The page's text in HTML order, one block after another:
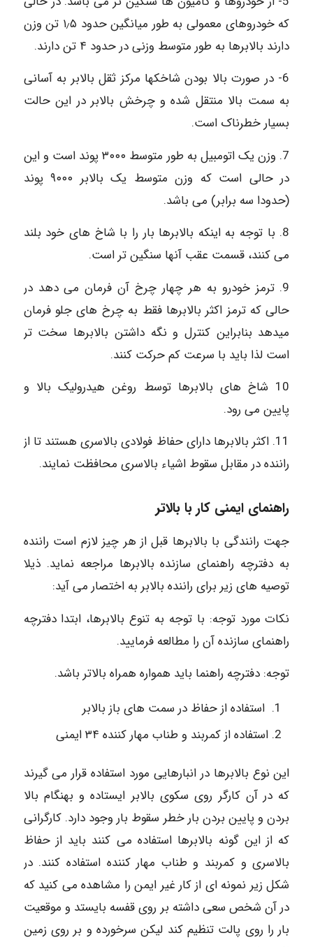
که خودروهای معمولی به طور میانگین حدود ۱٫۵ تن وزن
دارند بالابرها به طور متوسط وزنی در حدود ۴ تن دارند.
6- در صورت بالا بودن شاخکها مرکز ثقل بالابر به آسانی
به سمت بالا منتقل شده و چرخش بالابر در این حالت
بسیار خطرناک است.
7. وزن یک اتومبیل به طور متوسط ۳۰۰۰ پوند است و این
در حالی است که وزن متوسط یک بالابر ۹۰۰۰ پوند
(حدودا سه برابر) می باشد.
8. با توجه به اینکه بالابرها بار را با شاخ های خود بلند
می کنند، قسمت عقب آنها سنگین تر است.
9. ترمز خودرو به هر چهار چرخ آن فرمان می دهد در
حالی که ترمز اکثر بالابرها فقط به چرخ های جلو فرمان
میدهد بنابراین کنترل و نگه داشتن بالابرها سخت تر
است لذا باید با سرعت کم حرکت کنند.
10 شاخ های بالابرها توسط روغن هیدرولیک بالا و
پایین می رود.
11. اکثر بالابرها دارای حفاظ فولادی بالاسری هستند تا از
راننده در مقابل سقوط اشیاء بالاسری محافظت نمایند.
راهنمای ایمنی کار با بالاتر
جهت رانندگی با بالابرها قبل از هر چیز لازم است راننده
به دفترچه راهنمای سازنده بالابرها مراجعه نماید. ذیلا
توصیه های زیر برای راننده بالابر به اختصار می آید:
نکات مورد توجه: با توجه به تنوع بالابرها، ابتدا دفترچه
راهنمای سازنده آن را مطالعه فرمایید.
توجه: دفترچه راهنما باید همواره همراه بالاتر باشد.
استفاده از حفاظ در سمت های باز بالابر
استفاده از کمربند و طناب مهار کننده ۳۴ ایمنی
این نوع بالابرها در انبارهایی مورد استفاده قرار می گیرند
که در آن کارگر روی سکوی بالابر ایستاده و بهنگام بالا
بردن و پایین بردن بار خطر سقوط بار وجود دارد. کارگرانی
که از این گونه بالابرها استفاده می کنند باید از حفاظ
بالاسری و کمربند و طناب مهار کننده استفاده کنند. در
شکل زیر نمونه ای از کار غیر ایمن را مشاهده می کنید که
در آن شخص سعی داشته بر روی قفسه بایستد و موقعیت
بار را روی پالت تنظیم کند لیکن سرخورده و بر روی زمین